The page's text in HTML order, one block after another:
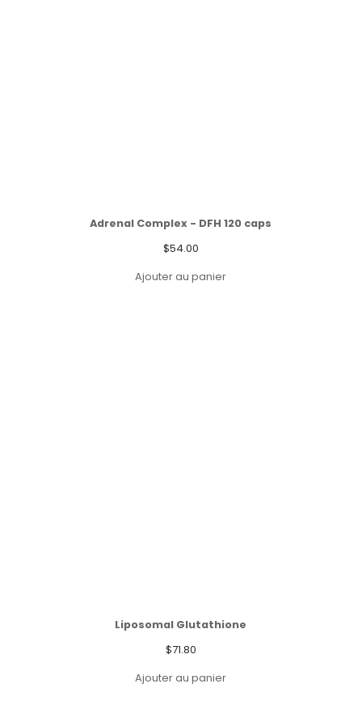
Adrenal Complex - DFH 120 caps
$54.00
Ajouter au panier
Liposomal Glutathione
$71.80
Ajouter au panier